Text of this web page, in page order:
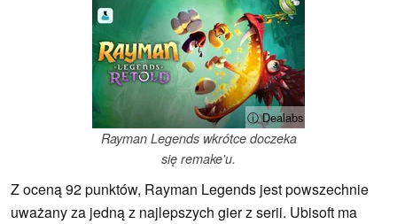
ⓘ Dealabs
Rayman Legends wkrótce doczeka
się remake'u.
Z oceną 92 punktów, Rayman Legends jest powszechnie
uważany za jedną z najlepszych gier z serii. Ubisoft ma